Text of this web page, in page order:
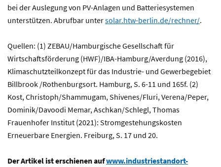
bei der Auslegung von PV-Anlagen und Batteriesystemen
unterstützen. Abrufbar untersolar.htw-berlin.de/rechner/.
Quellen: (1) ZEBAU/Hamburgische Gesellschaft für
Wirtschaftsförderung (HWF)/IBA-Hamburg/Averdung (2016),
Klimaschutzteilkonzept für das Industrie- und Gewerbegebiet
Billbrook /Rothenburgsort. Hamburg, S. 6-11 und 165f. (2)
Kost, Christoph/Shammugam, Shivenes/Fluri, Verena/Peper,
Dominik/Davoodi Memar, Aschkan/Schlegl, Thomas
Frauenhofer Institut (2021): Stromgestehungskosten
Erneuerbare Energien. Freiburg, S. 17 und 20.
Der Artikel ist erschienen aufwww.industriestandort-